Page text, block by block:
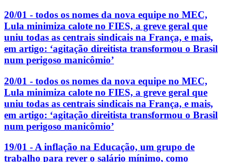
20/01 - todos os nomes da nova equipe no MEC,
Lula minimiza calote no FIES, a greve geral que
uniu todas as centrais sindicais na França, e mais,
em artigo: ‘agitação direitista transformou o Brasil
num perigoso manicômio’
20/01 - todos os nomes da nova equipe no MEC,
Lula minimiza calote no FIES, a greve geral que
uniu todas as centrais sindicais na França, e mais,
em artigo: ‘agitação direitista transformou o Brasil
num perigoso manicômio’
19/01 - A inflação na Educação, um grupo de
trabalho para rever o salário mínimo, como